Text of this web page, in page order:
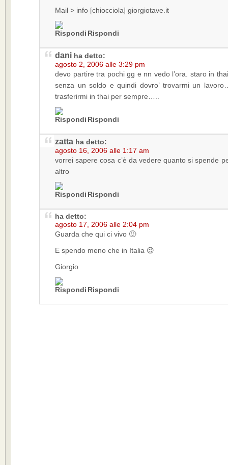
Mail > info [chiocciola] giorgiotave.it
Rispondi
dani ha detto:
agosto 2, 2006 alle 3:29 pm
devo partire tra pochi gg e nn vedo l’ora. staro in
senza un soldo e quindi dovro’ trovarmi un
trasferirmi in thai per sempre…..
Rispondi
zatta ha detto:
agosto 16, 2006 alle 1:17 am
vorrei sapere cosa c’è da vedere quanto si spende
altro
Rispondi
ha detto:
agosto 17, 2006 alle 2:04 pm
Guarda che qui ci vivo 🙂
E spendo meno che in Italia 😉
Giorgio
Rispondi